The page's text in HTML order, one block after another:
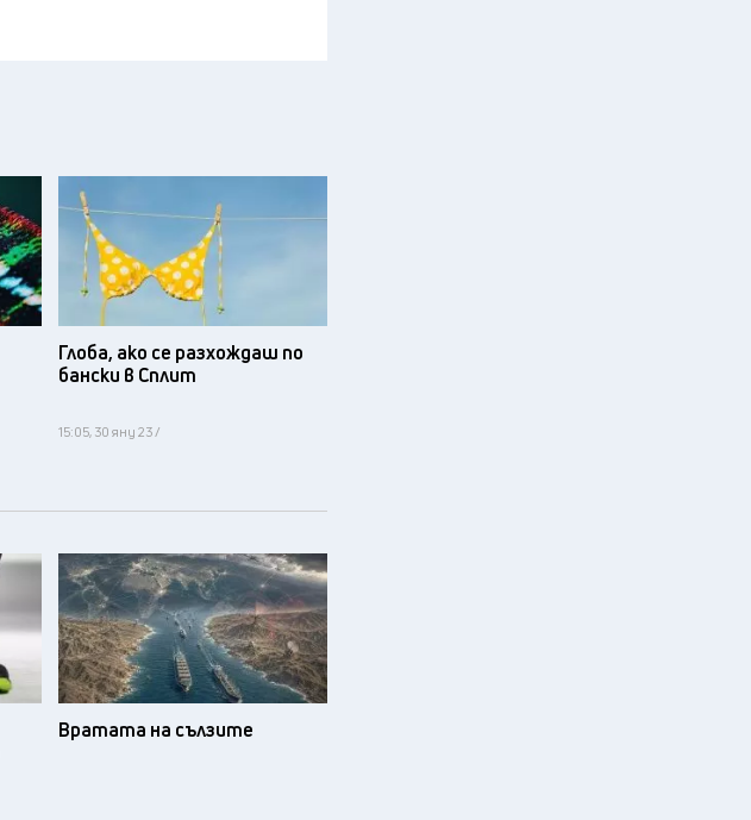
Глоба, ако се разхождаш по
бански в Сплит
15:05, 30 яну 23 /
Вратата на сълзите